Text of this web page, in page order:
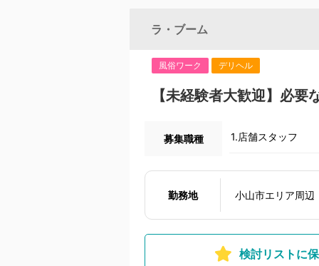
ラ・ブーム
風俗ワーク デリヘル
【未経験者大歓迎】必
募集職種 1.店舗スタッフ
勤務地 小山市エリア周辺
検討リストに